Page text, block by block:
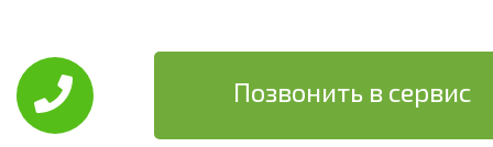
Позвонить в сервис